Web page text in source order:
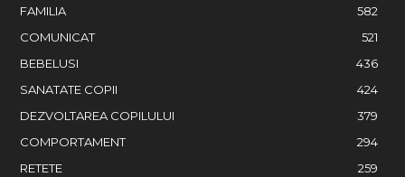
FAMILIA
582
COMUNICAT
521
BEBELUSI
436
SANATATE COPII
424
DEZVOLTAREA COPILULUI
379
COMPORTAMENT
294
RETETE
259